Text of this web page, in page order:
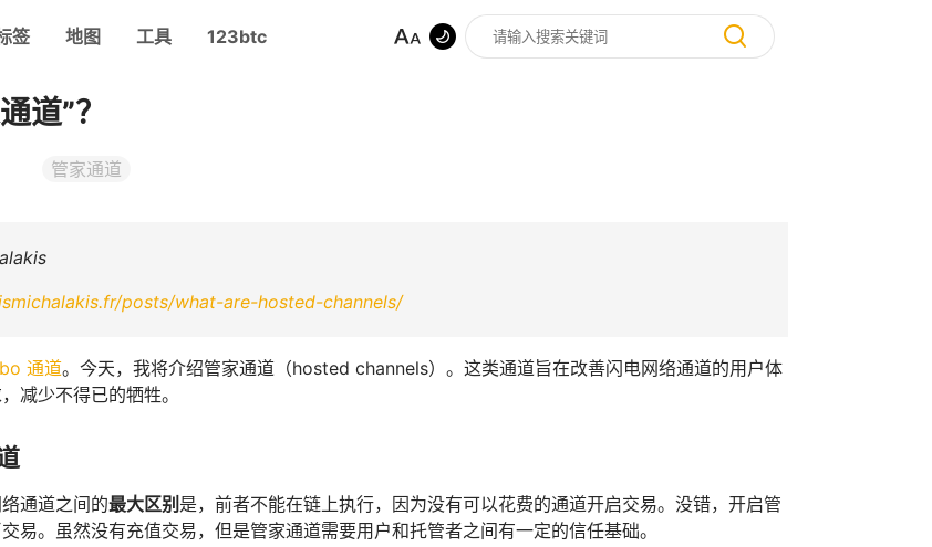
签 地图 工具 123btc
道”？
管家通道
posts/what-are-hosted-channels/
通道。今天，我将介绍管家通道（hosted channels）。这类通道旨在改善闪电网络通道的用户体
减少不得已的牺牲。
通道之间的最大区别 是，前者不能在链上执行，因为没有可以花费的通道开启交易。没错，开启管
易。虽然没有充值交易，但是管家通道需要用户和托管者之间有一定的信任基础。